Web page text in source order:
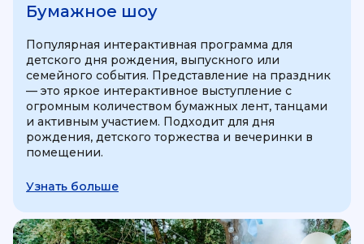
Бумажное шоу
Популярная интерактивная программа для
детского дня рождения, выпускного или
семейного события. Представление на праздник
— это яркое интерактивное выступление с
огромным количеством бумажных лент, танцами
и активным участием. Подходит для дня
рождения, детского торжества и вечеринки в
помещении.
Узнать больше